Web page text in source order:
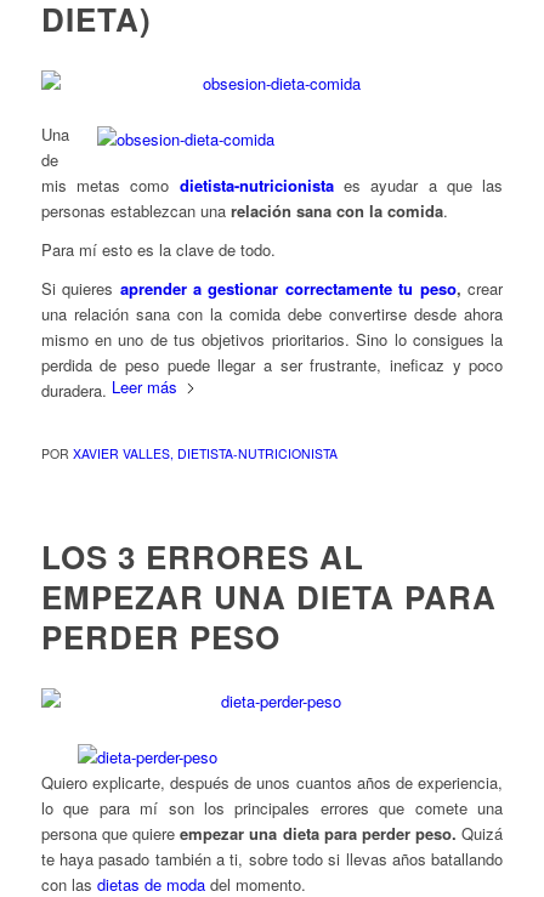
DIETA)
Una
de
mis metas como dietista-nutricionistaes ayudar a que las
personas establezcan una relación sana con la comida.
Para mí esto es la clave de todo.
Si quieres aprender a gestionar correctamente tu peso, crear
una relación sana con la comida debe convertirse desde ahora
mismo en uno de tus objetivos prioritarios. Sino lo consigues la
perdida de peso puede llegar a ser frustrante, ineficaz y poco
duradera. Leer más
POR XAVIER VALLES, DIETISTA-NUTRICIONISTA
LOS 3 ERRORES AL
EMPEZAR UNA DIETA PARA
PERDER PESO
Quiero explicarte, después de unos cuantos años de experiencia,
lo que para mí son los principales errores que comete una
persona que quiereempezar una dieta para perder peso. Quizá
te haya pasado también a ti, sobre todo si llevas años batallando
con las dietas de modadel momento.